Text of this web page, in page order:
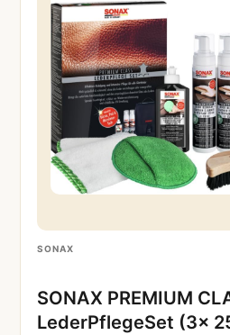
SONAX
SONAX PREMIUM
LederPflegeSet (3x